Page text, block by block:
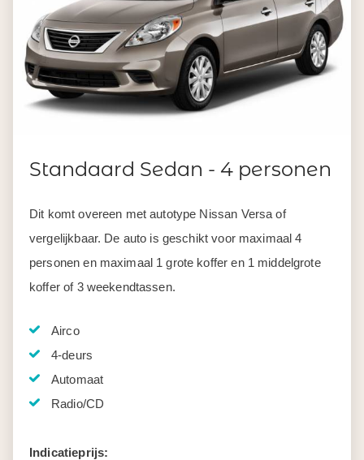
Standaard Sedan - 4 personen
Dit komt overeen met autotype Nissan Versa of
vergelijkbaar. De auto is geschikt voor maximaal 4
personen en maximaal 1 grote koffer en 1 middelgrote
koffer of 3 weekendtassen.
Airco
4-deurs
Automaat
Radio/CD
Indicatieprijs: